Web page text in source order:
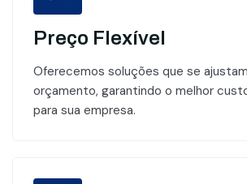
Preço Flexível
Oferecemos soluções que se
orçamento, garantindo o melhor
para sua empresa.